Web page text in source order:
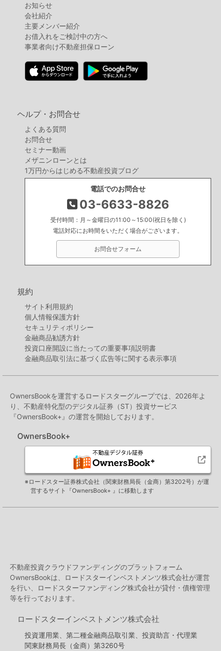
お知らせ
会社紹介
主要メンバー紹介
お借入れをご検討中の方へ
事業者向け不動産担保ローン
ヘルプ・お問合せ
よくある質問
お問合せ
セミナー動画
メザニンローンとは
1万円からはじめる不動産投資ブログ
電話でのお問合せ
03-6633-8826
受付時間：月～金曜日の11:00～15:00(祝日を除く)
電話対応にお時間をいただく場合がございます。
お問合せフォーム
規約
サイト利用規約
個人情報保護方針
セキュリティポリシー
金融商品勧誘方針
投資口座開設に当たっての重要事項説明書
金融商品取引法に基づく広告等に関する表示事項
OwnersBookを運営するロードスターグループでは、2026年よ
り、不動産特化型のデジタル証券（ST）投資サービス
『OwnersBook+』の運営を開始しております。
OwnersBook+
※ロードスター証券株式会社（関東財務局長（金商）第3202号）が運
営するサイト『OwnersBook+ 』に移動します
不動産投資クラウドファンディングのプラットフォーム
OwnersBookは、ロードスターインベストメンツ株式会社が運営
を行い、ロードスターファンディング株式会社が貸付・債権管理
等を行っております。
ロードスターインベストメンツ株式会社
投資運用業、第二種金融商品取引業、投資助言・代理業
関東財務局長（金商）第3260号